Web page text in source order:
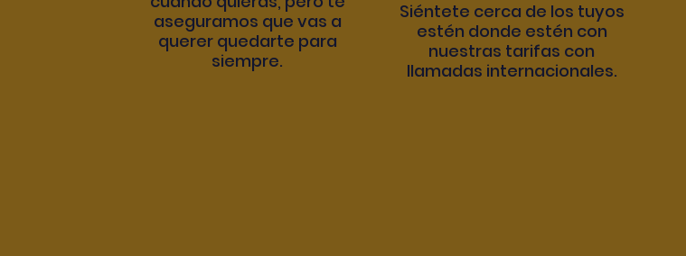
aseguramos que vas a
querer quedarte para
siempre.
Siéntete cerca de los tuyos
estén donde estén con
nuestras tarifas con
llamadas internacionales.